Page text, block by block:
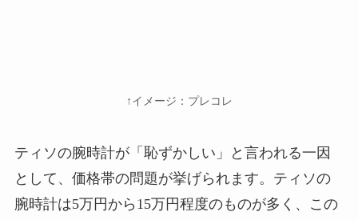
↑イメージ：プレコレ
ティソの腕時計が「恥ずかしい」と言われる一因
として、価格帯の問題が挙げられます。ティソの
腕時計は5万円から15万円程度のものが多く、この